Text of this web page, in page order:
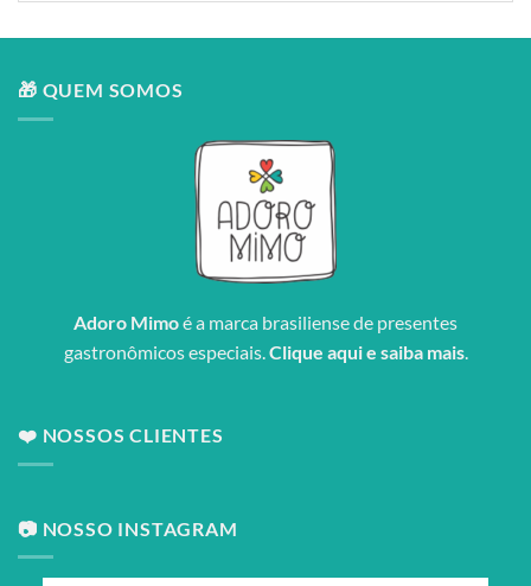
🎁 QUEM SOMOS
Adoro Mimoé a marca brasiliense de presentes
gastronômicos especiais.Clique aqui e saiba mais.
❤️ NOSSOS CLIENTES
📷 NOSSO INSTAGRAM